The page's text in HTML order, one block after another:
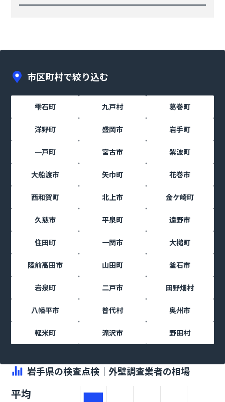
市区町村で絞り込む
雫石町 九戸村 葛巻町
洋野町 盛岡市 岩手町
一戸町 宮古市 紫波町
大船渡市 矢巾町 花巻市
西和賀町 北上市 金ケ崎町
久慈市 平泉町 遠野市
住田町 一関市 大槌町
陸前高田市 山田町 釜石市
岩泉町 二戸市 田野畑村
八幡平市 普代村 奥州市
軽米町 滝沢市 野田村
岩手県の検査点検｜外壁調査業者の相場
平均